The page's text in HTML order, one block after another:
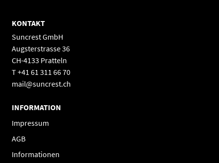
KONTAKT
Suncrest GmbH
Augsterstrasse 36
CH-4133 Pratteln
T +41 61 311 66 70
mail@suncrest.ch
INFORMATION
Impressum
AGB
Informationen